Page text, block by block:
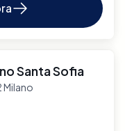
Santa Sofia
Milano